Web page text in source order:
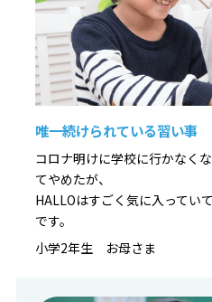
唯一続けられている習い事
コロナ明けに学校に行かなく
てやめたが、
HALLOはすごく気に入ってい
です。
小学2年生 お母さま